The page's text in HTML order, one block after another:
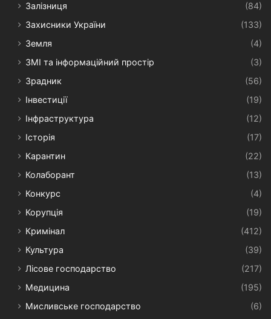
Залізниця
(84)
Захисники України
(133)
Земля
(4)
ЗМІ та інформаційний простір
(3)
Зрадник
(56)
Інвестиції
(19)
Інфраструктура
(12)
Історія
(17)
Карантин
(22)
Колаборант
(13)
Конкурс
(4)
Корупція
(19)
Кримінал
(412)
Культура
(39)
Лісове господарство
(217)
Медицина
(195)
Мисливське господарство
(6)